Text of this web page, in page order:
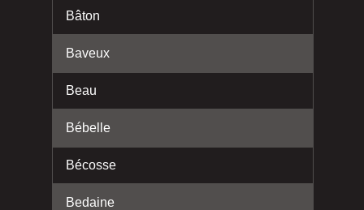
Bâton
Baveux
Beau
Bébelle
Bécosse
Bedaine